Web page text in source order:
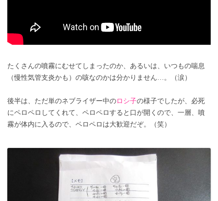
たくさんの噴霧にむせてしまったのか、あるいは、いつもの喘息
（慢性気管支炎かも）の咳なのかは分かりません…。（涙）
後半は、ただ単のネブライザー中のロシ子の様子でしたが、必死
にペロペロしてくれて、ペロペロすると口が開くので、一層、噴
霧が体内に入るので、ペロペロは大歓迎だぞ。（笑）